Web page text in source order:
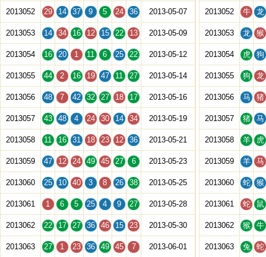
2013052 29 14 37 9 5 24 36 2013-05-07
2013053 14 34 16 12 15 22 13 2013-05-09
2013054 16 20 1 11 6 25 22 2013-05-12
2013055 44 2 16 19 47 11 27 2013-05-14
2013056 48 7 42 32 27 18 17 2013-05-16
2013057 43 48 4 24 30 14 34 2013-05-19
2013058 11 16 31 18 23 12 36 2013-05-21
2013059 47 12 24 49 45 27 6 2013-05-23
2013060 25 10 40 3 8 26 38 2013-05-25
2013061 1 6 5 25 4 9 27 2013-05-28
2013062 22 17 27 36 46 15 23 2013-05-30
2013063 27 1 23 36 49 45 7 2013-06-01
2013052 牛 龙
2013053 龙 猴
2013054 虎 狗
2013055 狗 龙
2013056 马 猪
2013057 猪 马
2013058 羊 虎
2013059 羊 马
2013060 蛇 猴
2013061 蛇 鼠
2013062 猴 牛
2013063 兔 蛇